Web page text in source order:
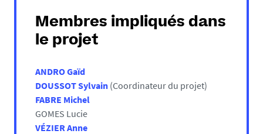
Membres impliqués dans
le projet
ANDRO Gaïd
DOUSSOT Sylvain (Coordinateur du projet)
FABRE Michel
GOMES Lucie
VÉZIER Anne